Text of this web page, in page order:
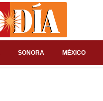
SONORA MÉXICO